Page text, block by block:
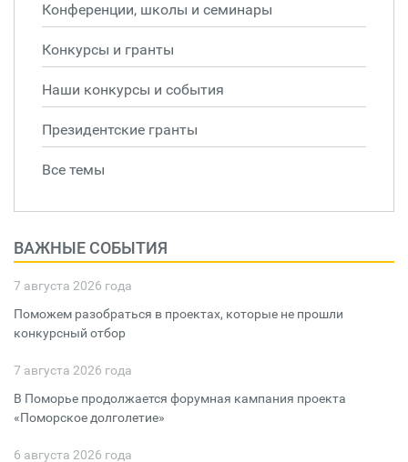
Конференции, школы и семинары
Конкурсы и гранты
Наши конкурсы и события
Президентские гранты
Все темы
ВАЖНЫЕ СОБЫТИЯ
7 августа 2026 года
Поможем разобраться в проектах, которые не прошли
конкурсный отбор
7 августа 2026 года
В Поморье продолжается форумная кампания проекта
«Поморское долголетие»
6 августа 2026 года